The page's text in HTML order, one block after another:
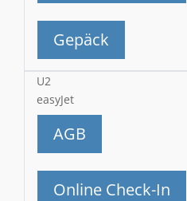
Gepäck
U2
easyJet
AGB
Online Check-In